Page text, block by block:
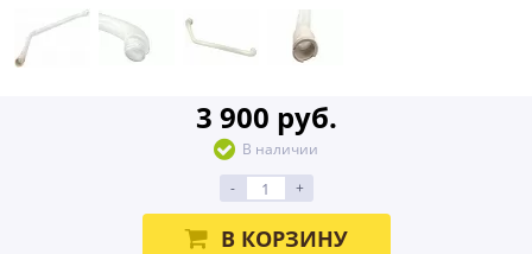
3 900 руб.
В наличии
-
+
В КОРЗИНУ